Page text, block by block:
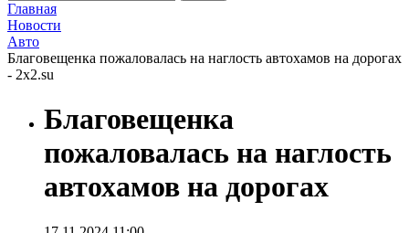
Главная
Новости
Авто
Благовещенка пожаловалась на наглость автохамов на дорогах
- 2x2.su
Благовещенка
пожаловалась на наглость
автохамов на дорогах